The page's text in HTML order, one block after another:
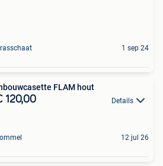
1 sep 24
FLAM hout
120,00 Details
12 jul 26